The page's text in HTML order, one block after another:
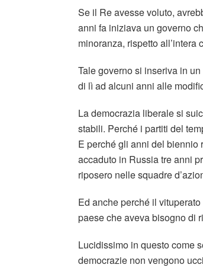
Se il Re avesse voluto,
anni fa iniziava un governo
minoranza, rispetto all’intera
Tale governo si inseriva in
di lì ad alcuni anni alle
La democrazia liberale si
stabili. Perché i partiti del
E perché gli anni del biennio
accaduto in Russia tre anni
riposero nelle squadre
Ed anche perché il
paese che aveva bisogno di
Lucidissimo in questo come
democrazie non vengono